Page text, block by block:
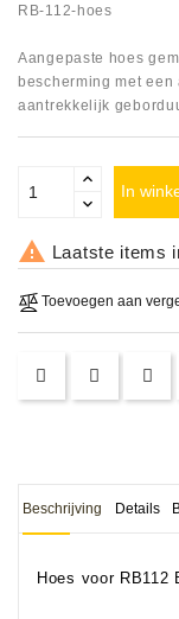
MODELLEN
OPRUIMING
OCCASIONS
CLINICS
VERHUUR,
DIENSTEN
RB-112-hoes
Aangepaste hoes
bescherming met een
aantrekkelijk
In
 Laatste items
Toevoegen aan
Beschrijving Details
Hoes voor RB112